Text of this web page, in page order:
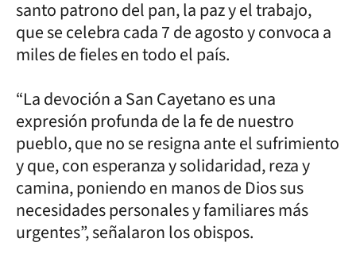
santo patrono del pan, la paz y el trabajo,
que se celebra cada 7 de agosto y convoca a
miles de fieles en todo el país.
“La devoción a San Cayetano es una
expresión profunda de la fe de nuestro
pueblo, que no se resigna ante el sufrimiento
y que, con esperanza y solidaridad, reza y
camina, poniendo en manos de Dios sus
necesidades personales y familiares más
urgentes”, señalaron los obispos.